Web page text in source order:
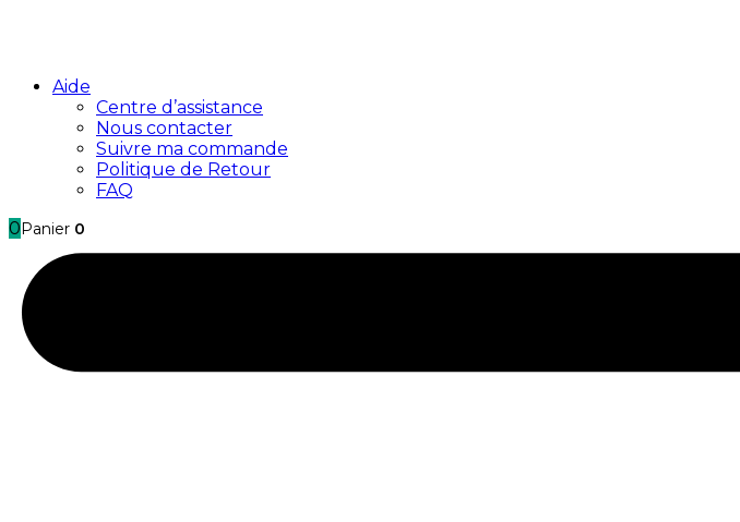
Aide
Centre d’assistance
Nous contacter
Suivre ma commande
Politique de Retour
FAQ
0 Panier 0